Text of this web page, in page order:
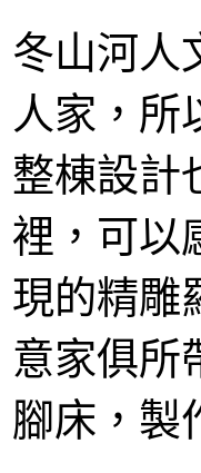
宜
冬山河人
人家，所
整棟設計
裡，可以
現的精雕
意家俱所
腳床，製